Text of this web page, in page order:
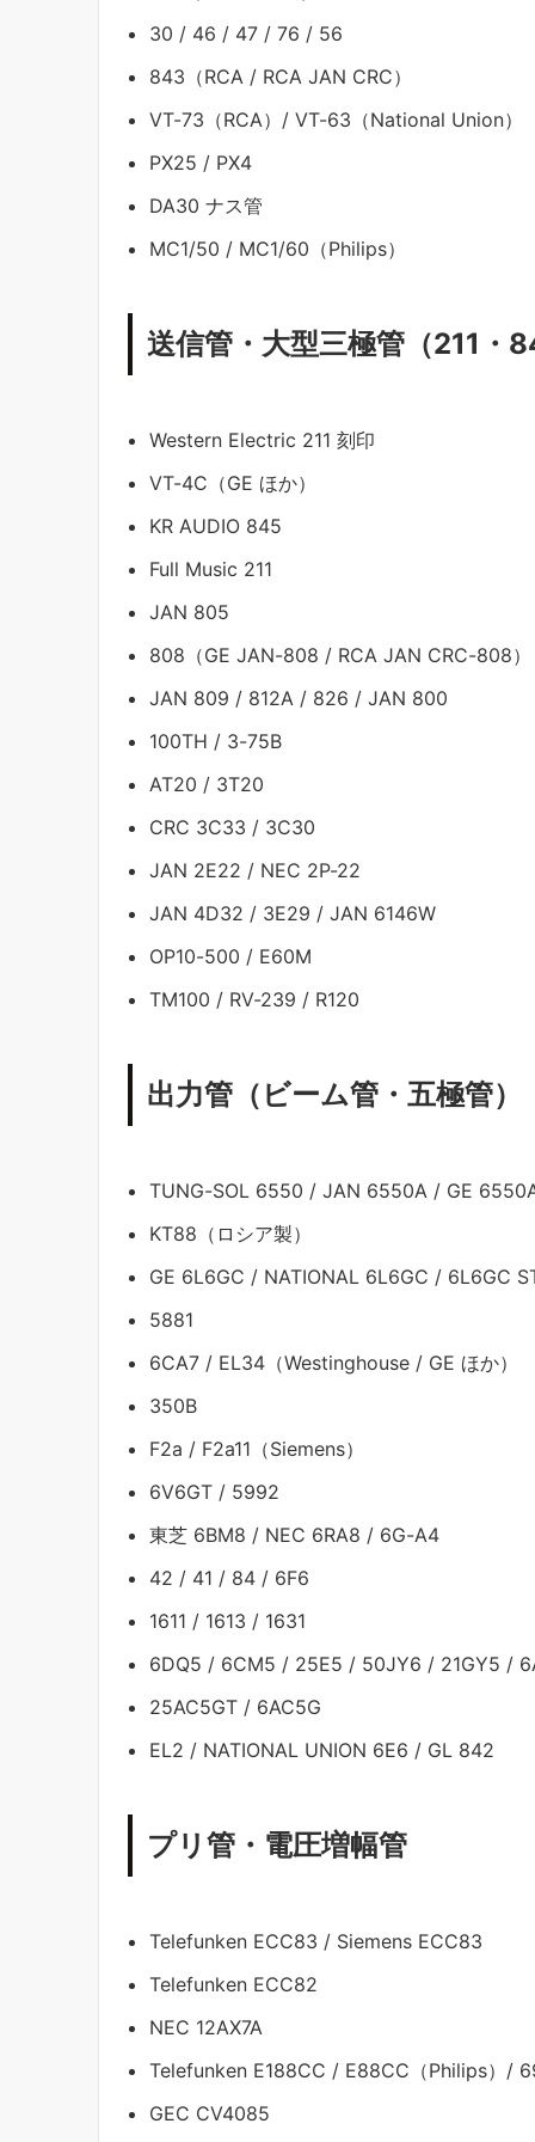
30 / 46 / 47 / 76 / 56
843（RCA / RCA JAN CRC）
VT-73（RCA）/ VT-63（National Union）
PX25 / PX4
DA30 ナス管
MC1/50 / MC1/60（Philips）
送信管・大型三極管（211・
Western Electric 211 刻印
VT-4C（GE ほか）
KR AUDIO 845
Full Music 211
JAN 805
808（GE JAN-808 / RCA JAN CRC-808）
JAN 809 / 812A / 826 / JAN 800
100TH / 3-75B
AT20 / 3T20
CRC 3C33 / 3C30
JAN 2E22 / NEC 2P-22
JAN 4D32 / 3E29 / JAN 6146W
OP10-500 / E60M
TM100 / RV-239 / R120
出力管（ビーム管・五極管）
TUNG-SOL 6550 / JAN 6550A / GE
KT88（ロシア製）
GE 6L6GC / NATIONAL 6L6GC / 6L6GC
5881
6CA7 / EL34（Westinghouse / GE ほか）
350B
F2a / F2a11（Siemens）
6V6GT / 5992
東芝 6BM8 / NEC 6RA8 / 6G-A4
42 / 41 / 84 / 6F6
1611 / 1613 / 1631
6DQ5 / 6CM5 / 25E5 / 50JY6 / 21GY5 /
25AC5GT / 6AC5G
EL2 / NATIONAL UNION 6E6 / GL 842
プリ管・電圧増幅管
Telefunken ECC83 / Siemens ECC83
Telefunken ECC82
NEC 12AX7A
Telefunken E188CC / E88CC（Philips）/
GEC CV4085